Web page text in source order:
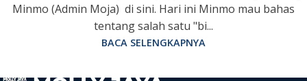
Minmo (Admin Moja) di sini. Hari ini Minmo mau bahas
tentang salah satu "bi...
BACA SELENGKAPNYA